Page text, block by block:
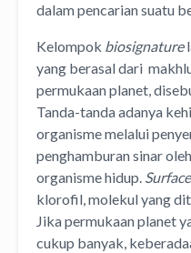
dalam pencarian suatu
Kelompok biosignature
yang berasal dari
permukaan planet,
Tanda-tanda adanya
organisme melalui
penghamburan sinar
organisme hidup.
klorofil, molekul yang
Jika permukaan planet
cukup banyak,